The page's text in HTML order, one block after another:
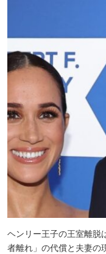
ヘンリー王子の王室離脱
者離れ」の代償と夫妻の